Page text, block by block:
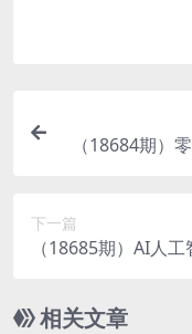
（18684期）
下一篇
（18685期）AI人
类型实战教学
相关文章